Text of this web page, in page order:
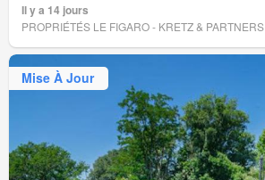
Il y a 14 jours
PROPRIÉTÉS LE FIGARO - KRETZ & PARTNERS
Mise À Jour